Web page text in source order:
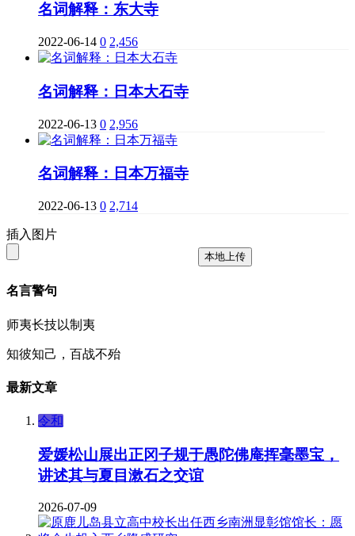
名词解释：东大寺
2022-06-14 0 2,456
名词解释：日本大石寺
2022-06-13 0 2,956
名词解释：日本万福寺
2022-06-13 0 2,714
插入图片
本地上传
名言警句
师夷长技以制夷
知彼知己，百战不殆
最新文章
令和
爱媛松山展出正冈子规于愚陀佛庵挥毫墨宝，
讲述其与夏目漱石之交谊
2026-07-09